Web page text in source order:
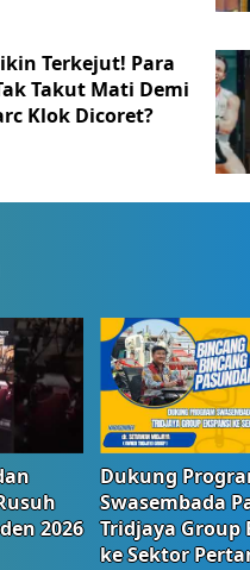
Terkejut! Para
Takut Mati Demi
Klok Dicoret?
2026
Dukung
Swasembada
Tridjaya Group
ke Sektor